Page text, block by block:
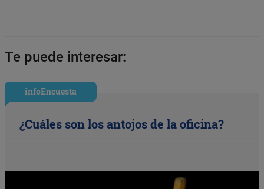
Te puede interesar:
infoEncuesta
¿Cuáles son los antojos de la oficina?